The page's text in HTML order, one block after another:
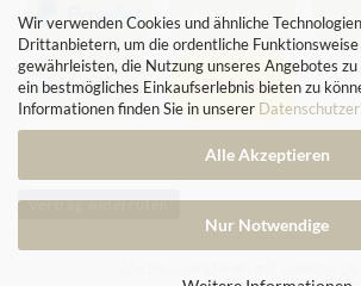
Wir verwenden Cookies und ähnliche
Drittanbietern, um die ordentliche
gewährleisten, die Nutzung unseres Angebotes
ein bestmögliches Einkaufserlebnis bieten zu
Informationen finden Sie in unserer
Alle Akzeptieren
Nur Notwendige
Vertrag widerrufen